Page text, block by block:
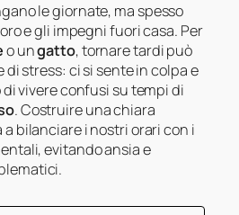
le giornate, ma spesso
e gli impegni fuori casa. Per
o ungatto, tornare tardi può
stress: ci si sente in colpa e
vivere confusi su tempi di
. Costruire una chiara
a bilanciare i nostri orari con i
evitando ansia e